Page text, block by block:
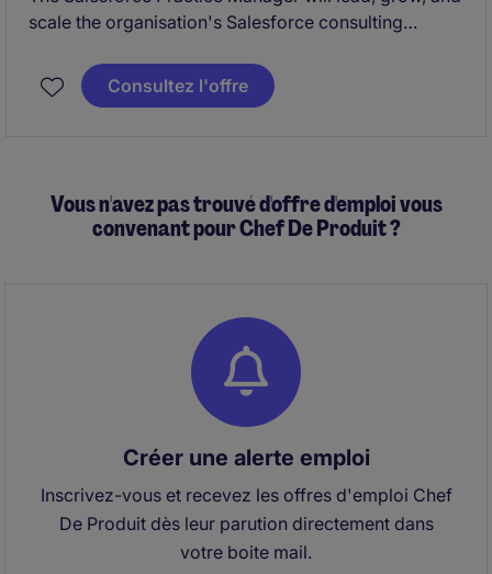
scale the organisation's Salesforce consulting
delivery excellence, and team growth. This role is
designed for a builder, someone who can expand the
Consultez l'offre
Vous n'avez pas trouvé d'offre d'emploi vous
convenant pour Chef De Produit ?
Créer une alerte emploi
Inscrivez-vous et recevez les offres d'emploi Chef
De Produit dès leur parution directement dans
votre boite mail.